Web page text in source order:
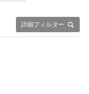
詳細フィルター